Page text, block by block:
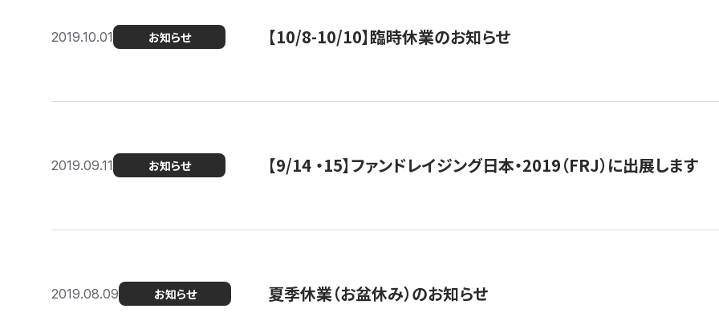
2019.10.01 お知らせ 【10/8-10/10】臨時休業のお知らせ
2019.09.11 お知らせ 【9/14 ・15】ファンドレイジング日本・2019（FRJ）に出展します
2019.08.09 お知らせ 夏季休業（お盆休み）のお知らせ